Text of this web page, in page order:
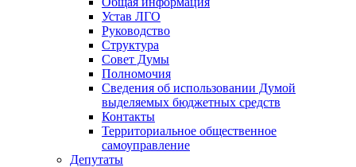
Устав ЛГО
Руководство
Структура
Совет Думы
Полномочия
Сведения об использовании Думой
выделяемых бюджетных средств
Контакты
Территориальное общественное
самоуправление
Депутаты